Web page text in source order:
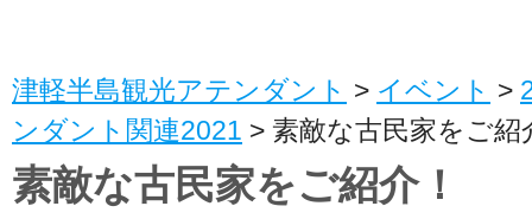
津軽半島観光アテンダント > イベント >
ンダント関連2021 > 素敵な古民家をご紹
素敵な古民家をご紹介！